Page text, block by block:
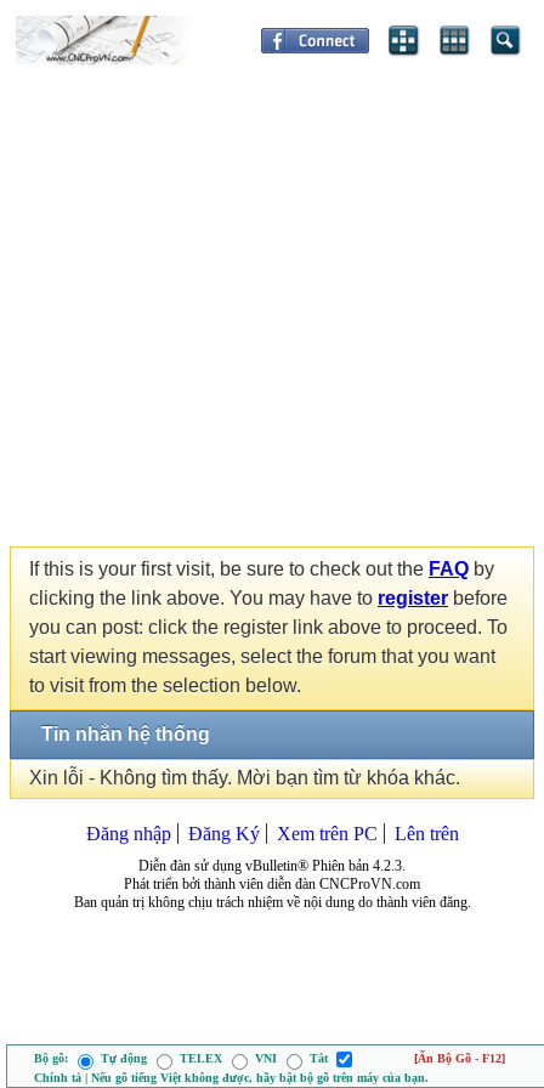
If this is your first visit, be sure to check out the FAQ by
clicking the link above. You may have to register before
you can post: click the register link above to proceed. To
start viewing messages, select the forum that you want
to visit from the selection below.
Tin nhắn hệ thống
Xin lỗi - Không tìm thấy. Mời bạn tìm từ khóa khác.
Đăng nhập Đăng Ký Xem trên PC Lên trên
Diễn đàn sử dụng vBulletin® Phiên bản 4.2.3.
Phát triển bởi thành viên diễn đàn CNCProVN.com
Ban quản trị không chịu trách nhiệm về nội dung do thành viên đăng.
Bộ gõ: Tự động TELEX VNI Tắt
[Ẩn Bộ Gõ - F12]
Chính tả | Nếu gõ tiếng Việt không được, hãy bật bộ gõ trên máy của bạn.